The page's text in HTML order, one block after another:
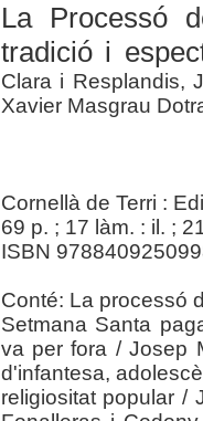
La Processó
tradició i
Clara i Resplandis,
Xavier Masgrau
Cornellà de Terri :
69 p. ; 17 làm. : il. ;
ISBN
Conté: La processó
Setmana Santa
va per fora / Josep
d'infantesa,
religiositat popular /